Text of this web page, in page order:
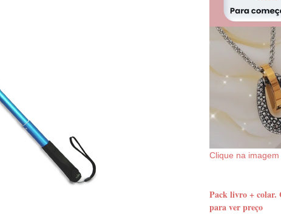
Clique na
Pack livro + colar.
para ver preço